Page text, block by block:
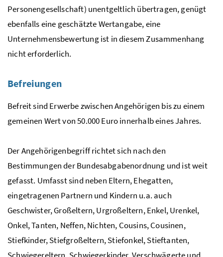
Personengesellschaft) unentgeltlich übertragen, genügt
ebenfalls eine geschätzte Wertangabe, eine
Unternehmensbewertung ist in diesem Zusammenhang
nicht erforderlich.
Befreiungen
Befreit sind Erwerbe zwischen Angehörigen bis zu einem
gemeinen Wert von 50.000 Euro innerhalb eines Jahres.
Der Angehörigenbegriff richtet sich nach den
Bestimmungen der Bundesabgabenordnung und ist weit
gefasst. Umfasst sind neben Eltern, Ehegatten,
eingetragenen Partnern und Kindern u.a. auch
Geschwister, Großeltern, Urgroßeltern, Enkel, Urenkel,
Onkel, Tanten, Neffen, Nichten, Cousins, Cousinen,
Stiefkinder, Stiefgroßeltern, Stiefonkel, Stieftanten,
Schwiegereltern, Schwiegerkinder, Verschwägerte und